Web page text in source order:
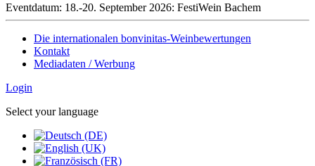
Eventdatum: 18.-20. September 2026: FestiWein Bachem
Die internationalen bonvinitas-Weinbewertungen
Kontakt
Mediadaten / Werbung
Login
Select your language